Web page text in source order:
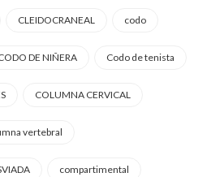
CLEIDOCRANEAL codo
DE NIÑERA Codo de tenista
COLUMNA CERVICAL
vertebral
compartimental